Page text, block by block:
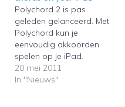
Polychord 2 is pas
geleden gelanceerd. Met
Polychord kun je
eenvoudig akkoorden
spelen op je iPad.
Polychord heeft
ingebouwde synthesizers,
20 mei 2011
In "Nieuws"